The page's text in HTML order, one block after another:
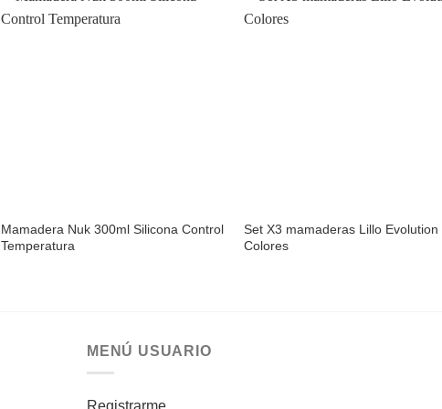
Mamadera Nuk 300ml Silicona Control
Temperatura
Set X3 mamaderas Lillo Evolution
Colores
MENÚ USUARIO
Registrarme